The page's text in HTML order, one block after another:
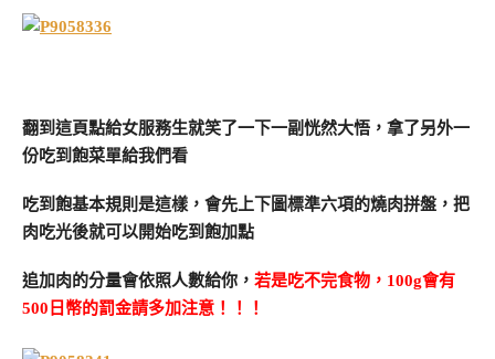
翻到這頁點給女服務生就笑了一下一副恍然大悟，拿了另外一
份吃到飽菜單給我們看
吃到飽基本規則是這樣，會先上下圖標準六項的燒肉拼盤，把
肉吃光後就可以開始吃到飽加點
追加肉的分量會依照人數給你， 若是吃不完食物，100g會有
500日幣的罰金請多加注意！！！